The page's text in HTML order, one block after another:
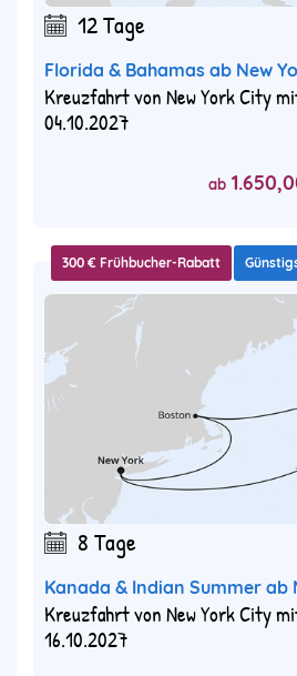
12 Tage
Florida & Bahamas ab New
Kreuzfahrt von New York City
04.10.2027
ab
300 € Frühbucher-Rabatt
8 Tage
Kanada & Indian Summer ab
Kreuzfahrt von New York City
16.10.2027